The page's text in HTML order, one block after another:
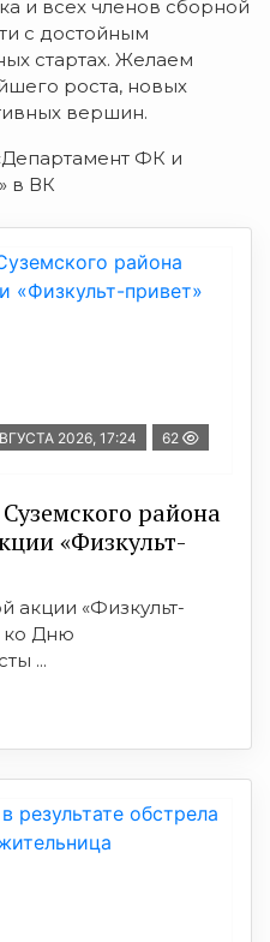
и всех членов сборной
с достойным
стартах. Желаем
роста, новых
вершин.
ФК и
в ВК
2026, 17:24 62
района
«Физкульт-
акции «Физкульт-
ко Дню
...